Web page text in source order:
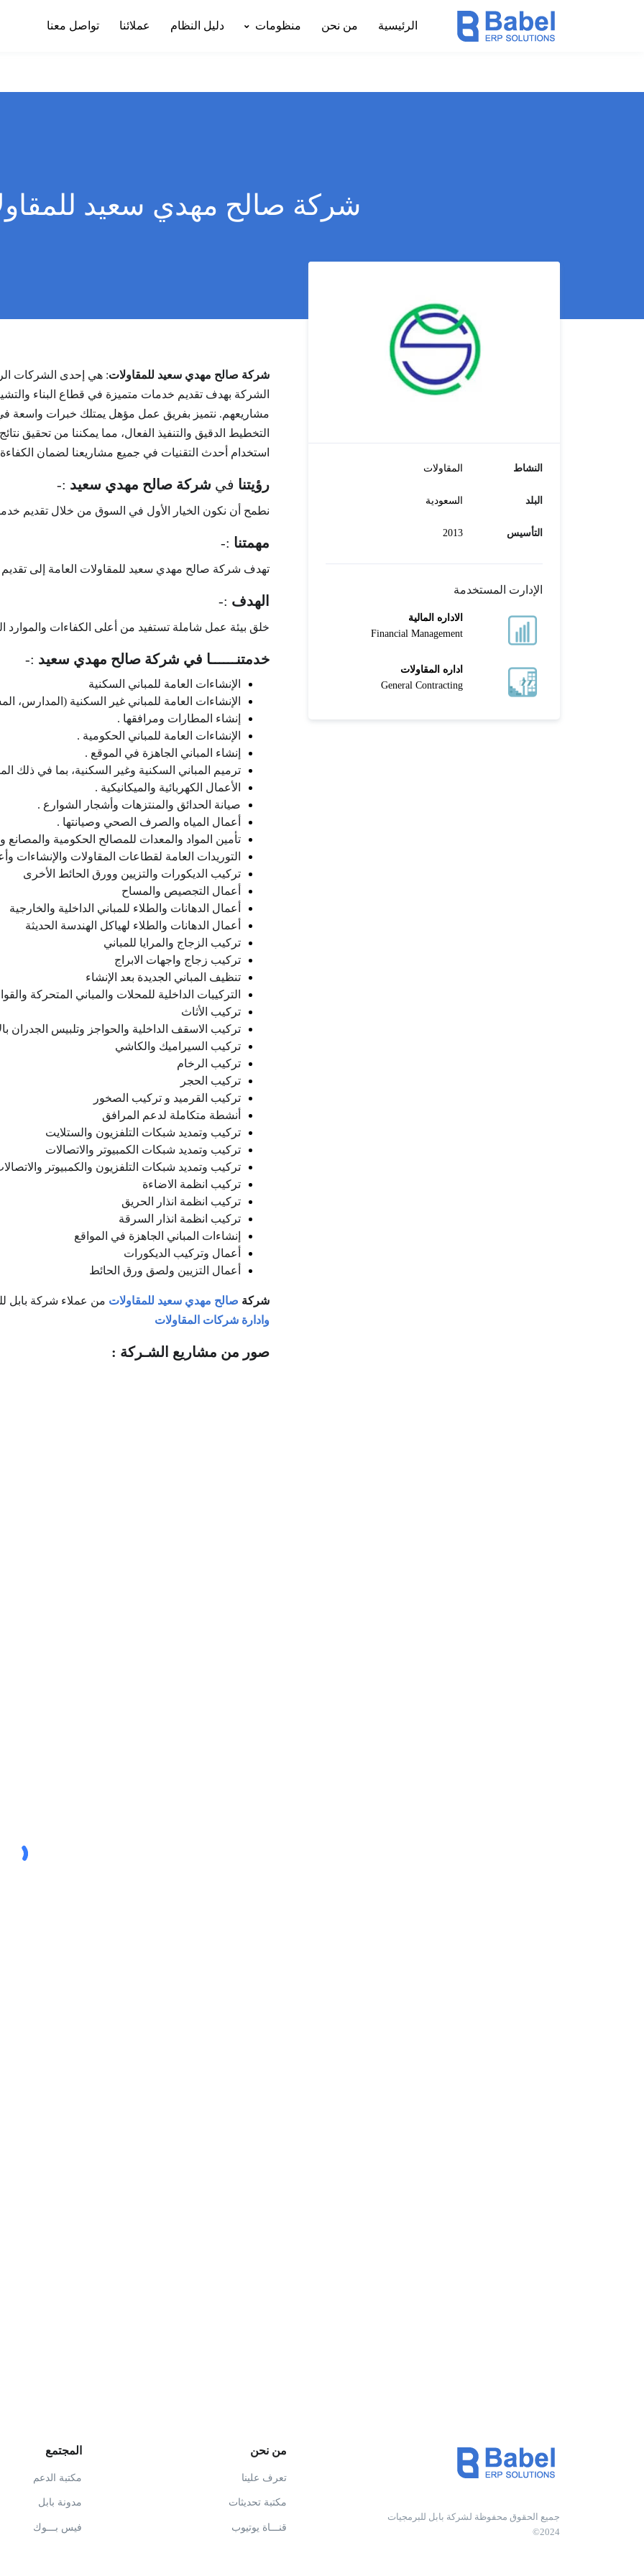
الرئيسية من نحن منظومات دليل النظام عملائنا تواصل معنا
شركة صالح مهدي سعيد
النشاط المقاولات
البلد السعودية
التأسيس 2013
الإدارت المستخدمة
الاداره المالية
Financial Management
اداره المقاولات
General Contracting
شركة صالح مهدي سعيد للمقاولات: هي إحدى الشركات
الشركة بهدف تقديم خدمات متميزة في قطاع البناء
مشاريعهم. نتميز بفريق عمل مؤهل يمتلك خبرات واسعة في
التخطيط الدقيق والتنفيذ الفعال، مما يمكننا من تحقيق
استخدام أحدث التقنيات في جميع مشاريعنا لضمان الكفاءة
رؤيتنا في شركة صالح مهدي سعيد :-
نطمح أن نكون الخيار الأول في السوق من خلال تقديم
مهمتنا :-
تهدف شركة صالح مهدي سعيد للمقاولات العامة إلى تقديم
الهدف :-
خلق بيئة عمل شاملة تستفيد من أعلى الكفاءات والموارد
خدمتنــــــا في شركة صالح مهدي سعيد :-
الإنشاءات العامة للمباني السكنية
الإنشاءات العامة للمباني غير السكنية (المدارس،
إنشاء المطارات ومرافقها .
الإنشاءات العامة للمباني الحكومية .
إنشاء المباني الجاهزة في الموقع .
ترميم المباني السكنية وغير السكنية، بما في ذلك
الأعمال الكهربائية والميكانيكية .
صيانة الحدائق والمنتزهات وأشجار الشوارع .
أعمال المياه والصرف الصحي وصيانتها .
تأمين المواد والمعدات للمصالح الحكومية
التوريدات العامة لقطاعات المقاولات والإنشاءات
تركيب الديكورات والتزيين وورق الحائط الأخرى
أعمال التجصيص والمساح
أعمال الدهانات والطلاء للمباني الداخلية والخارجية
أعمال الدهانات والطلاء لهياكل الهندسة الحديثة
تركيب الزجاج والمرايا للمباني
تركيب زجاج واجهات الابراج
تنظيف المباني الجديدة بعد الإنشاء
التركيبات الداخلية للمحلات والمباني المتحركة
تركيب الأثاث
تركيب الاسقف الداخلية والحواجز وتلبيس الجدران
تركيب السيراميك والكاشي
تركيب الرخام
تركيب الحجر
تركيب القرميد و تركيب الصخور
أنشطة متكاملة لدعم المرافق
تركيب وتمديد شبكات التلفزيون والستلايت
تركيب وتمديد شبكات الكمبيوتر والاتصالات
تركيب وتمديد شبكات التلفزيون والكمبيوتر
تركيب انظمة الاضاءة
تركيب انظمة انذار الحريق
تركيب انظمة انذار السرقة
إنشاءات المباني الجاهزة في المواقع
أعمال وتركيب الديكورات
أعمال التزيين ولصق ورق الحائط
شركة صالح مهدي سعيد للمقاولات من عملاء شركة بابل
وادارة شركات المقاولات
صور من مشاريع الشـركة :
من نحن
تعرف علينا
مكتبة تحديثات
قنـــاة يوتيوب
المجتمع
مكتبة الدعم
مدونة بابل
فيس بـــوك
جميع الحقوق محفوظة لشركة بابل للبرمجيات
2024©